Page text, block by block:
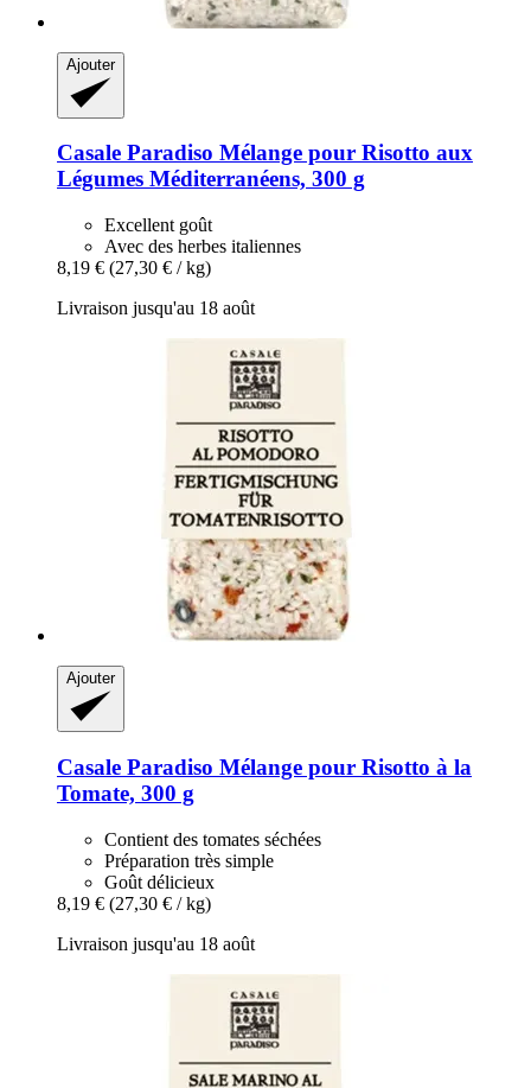
Ajouter
Casale Paradiso Mélange pour Risotto aux
Légumes Méditerranéens, 300 g
Excellent goût
Avec des herbes italiennes
8,19 € (27,30 € / kg)
Livraison jusqu'au 18 août
Ajouter
Casale Paradiso Mélange pour Risotto à la
Tomate, 300 g
Contient des tomates séchées
Préparation très simple
Goût délicieux
8,19 € (27,30 € / kg)
Livraison jusqu'au 18 août